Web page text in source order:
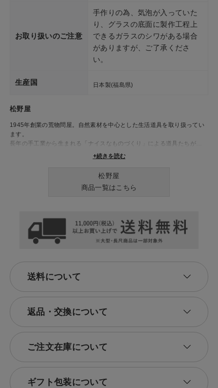
お取り扱いのご注意
手作りの為、気泡が入っていた
り、グラスの底面に製作工程上
できるガラスのシワがある場合
がありますが、ご了承くださ
い。
生産国 日本製(福島県)
松野屋
1945年創業の荒物問屋。自然素材を中心とした生活道具を取り扱ってい
ます。
長年の手工業から生まれる「ナイスなものづくり」による道具たちが、
+続きを読む
松野屋
商品一覧はこちら
送料について
返品・交換について
ご注文在庫について
ギフト包装について